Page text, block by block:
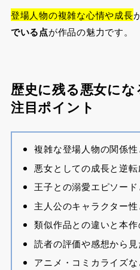
登場人物の複雑な心情や成長
でいる点が作品の魅力です。
歴史に残る悪女に
注目ポイント
複雑な登場人物の関係
悪女としての成長と逆
王子との溺愛エピソー
主人公のキャラクター
類似作品との違いと本
読者の評価や感想から
アニメ・コミカライズ